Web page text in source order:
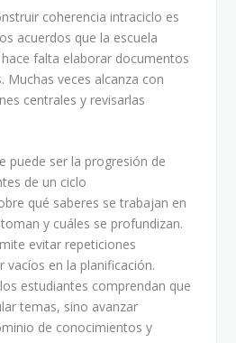
coherencia intraciclo es
acuerdos que la escuela
falta elaborar documentos
Muchas veces alcanza con
centrales y revisarlas
puede ser la progresión de
de un ciclo
qué saberes se trabajan en
y cuáles se profundizan.
evitar repeticiones
vacíos en la planificación.
estudiantes comprendan que
temas, sino avanzar
de conocimientos y